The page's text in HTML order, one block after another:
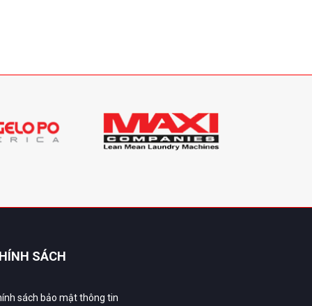
SÁCH
sách bảo mật thông tin